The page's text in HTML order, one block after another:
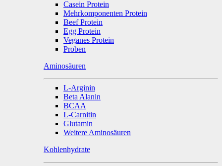
Casein Protein
Mehrkomponenten Protein
Beef Protein
Egg Protein
Veganes Protein
Proben
Aminosäuren
L-Arginin
Beta Alanin
BCAA
L-Carnitin
Glutamin
Weitere Aminosäuren
Kohlenhydrate